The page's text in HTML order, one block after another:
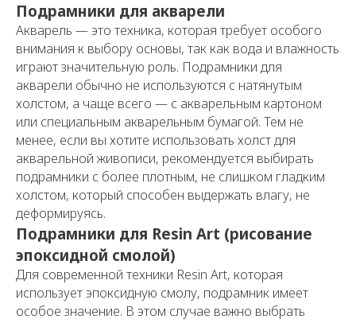
Подрамники для акварели
Акварель — это техника, которая требует особого
внимания к выбору основы, так как вода и влажность
играют значительную роль. Подрамники для
акварели обычно не используются с натянутым
холстом, а чаще всего — с акварельным картоном
или специальным акварельным бумагой. Тем не
менее, если вы хотите использовать холст для
акварельной живописи, рекомендуется выбирать
подрамники с более плотным, не слишком гладким
холстом, который способен выдержать влагу, не
деформируясь.
Подрамники для Resin Art (рисование
эпоксидной смолой)
Для современной техники Resin Art, которая
использует эпоксидную смолу, подрамник имеет
особое значение. В этом случае важно выбрать